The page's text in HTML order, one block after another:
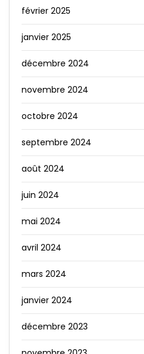
février 2025
janvier 2025
décembre 2024
novembre 2024
octobre 2024
septembre 2024
août 2024
juin 2024
mai 2024
avril 2024
mars 2024
janvier 2024
décembre 2023